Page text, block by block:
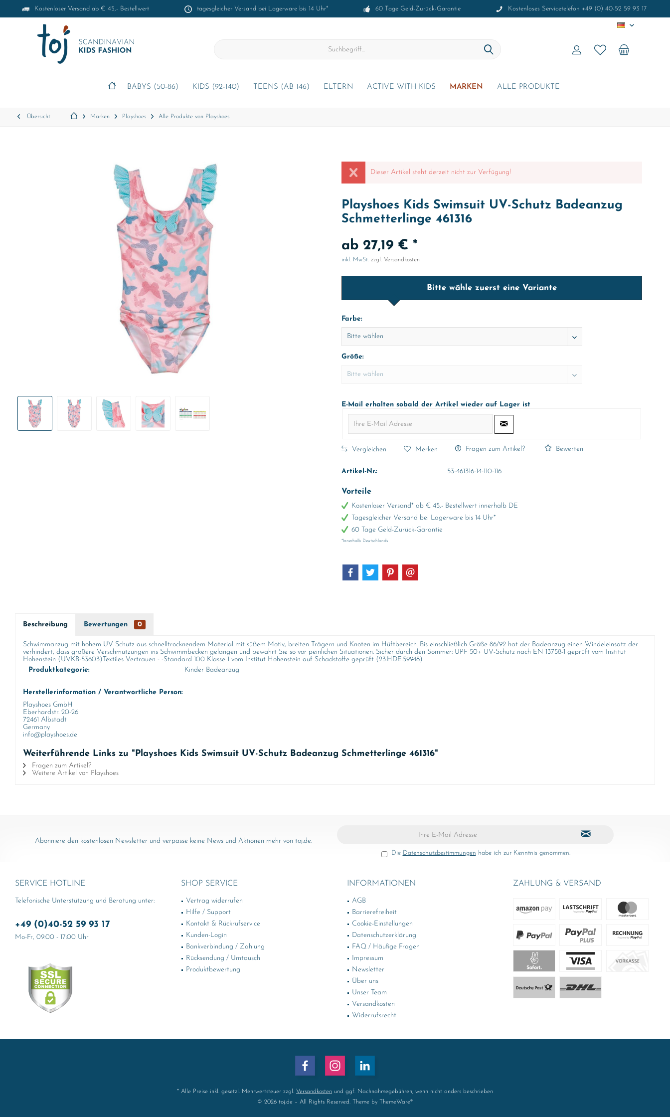
Kostenloser Versand ab € 45,- Bestellwert tagesgleicher Versand bei Lagerware bis 14 Uhr* 60 Tage Geld-Zurück-Garantie Kostenloses Servicetelefon +49 (0) 40-52 59 93 17
DE
BABYS (50-86) KIDS (92-140) TEENS (AB 146) ELTERN ACTIVE WITH KIDS MARKEN ALLE PRODUKTE
Übersicht Marken Playshoes Alle Produkte von Playshoes
Dieser Artikel steht derzeit nicht zur Verfügung!
Playshoes Kids Swimsuit UV-Schutz Badeanzug
Schmetterlinge 461316
ab 27,19 € *
inkl. MwSt. zzgl. Versandkosten
Bitte wähle zuerst eine Variante
Farbe:
Größe:
E-Mail erhalten sobald der Artikel wieder auf Lager ist
Vergleichen Merken Fragen zum Artikel? Bewerten
Artikel-Nr.: 53-461316-14-110-116
Vorteile
Kostenloser Versand* ab € 45,- Bestellwert innerhalb DE
Tagesgleicher Versand bei Lagerware bis 14 Uhr*
60 Tage Geld-Zurück-Garantie
*Innerhalb Deutschlands
Beschreibung Bewertungen 0
Schwimmanzug mit hohem UV Schutz aus schnelltrocknendem Material mit süßem Motiv, breiten Trägern und Knoten im Hüftbereich. Bis einschließlich Größe 86/92 hat der Badeanzug einen Windeleinsatz der
verhindert, dass größere Verschmutzungen ins Schwimmbecken gelangen und bewahrt Sie so vor peinlichen Situationen. Sicher durch den Sommer: UPF 50+ UV-Schutz nach EN 13758-1 geprüft vom Institut
Hohenstein (UVKB-53603)Textiles Vertrauen - -Standard 100 Klasse 1 vom Institut Hohenstein auf Schadstoffe geprüft (23.HDE.59948)
Produktkategorie:
Kinder Badeanzug
Herstellerinformation / Verantwortliche Person:
Playshoes GmbH
Eberhardstr. 20-26
72461 Albstadt
Germany
info@playshoes.de
Weiterführende Links zu "Playshoes Kids Swimsuit UV-Schutz Badeanzug Schmetterlinge 461316"
Fragen zum Artikel?
Weitere Artikel von Playshoes
Abonniere den kostenlosen Newsletter und verpasse keine News und Aktionen mehr von toj.de.
Die Datenschutzbestimmungen habe ich zur Kenntnis genommen.
SERVICE HOTLINE
Telefonische Unterstützung und Beratung unter:
+49 (0)40-52 59 93 17
Mo-Fr, 09:00 - 17:00 Uhr
SHOP SERVICE
Vertrag widerrufen
Hilfe / Support
Kontakt & Rückrufservice
Kunden-Login
Bankverbindung / Zahlung
Rücksendung / Umtausch
Produktbewertung
INFORMATIONEN
AGB
Barrierefreiheit
Cookie-Einstellungen
Datenschutzerklärung
FAQ / Häufige Fragen
Impressum
Newsletter
Über uns
Unser Team
Versandkosten
Widerrufsrecht
ZAHLUNG & VERSAND
* Alle Preise inkl. gesetzl. Mehrwertsteuer zzgl. Versandkosten und ggf. Nachnahmegebühren, wenn nicht anders beschrieben
© 2026 toj.de – All Rights Reserved. Theme by
ThemeWare®